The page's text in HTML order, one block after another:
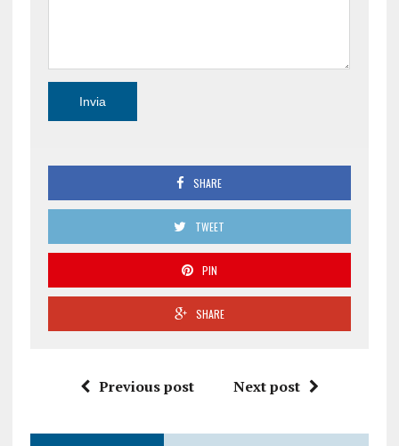
SHARE
TWEET
PIN
SHARE
Previous post Next post